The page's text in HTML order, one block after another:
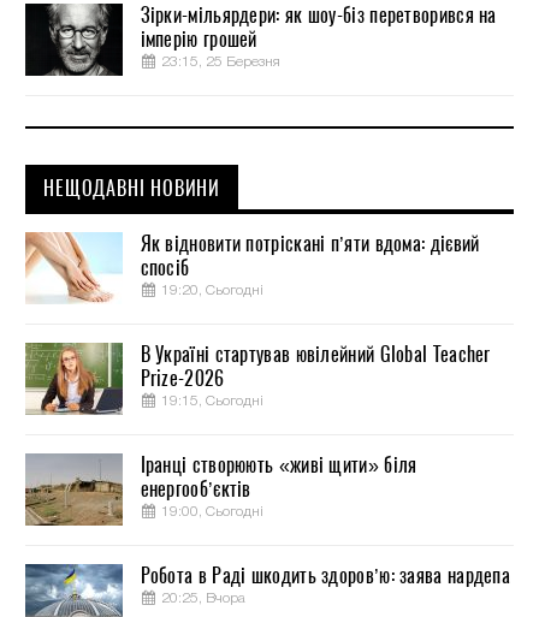
Зірки-мільярдери: як шоу-біз перетворився на
імперію грошей
23:15, 25 Березня
НЕЩОДАВНІ НОВИНИ
Як відновити потріскані п’яти вдома: дієвий
спосіб
19:20, Сьогодні
В Україні стартував ювілейний Global Teacher
Prize-2026
19:15, Сьогодні
Іранці створюють «живі щити» біля
енергооб’єктів
19:00, Сьогодні
Робота в Раді шкодить здоров’ю: заява нардепа
20:25, Вчора